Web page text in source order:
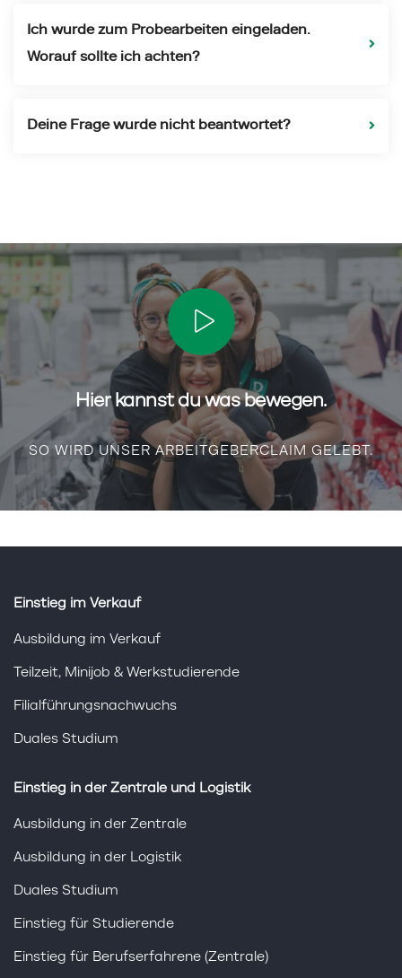
Ich wurde zum Probearbeiten eingeladen.
Worauf sollte ich achten?
Deine Frage wurde nicht beantwortet?
Hier kannst du was bewegen.
SO WIRD UNSER ARBEITGEBERCLAIM GELEBT.
Einstieg im Verkauf
Ausbildung im Verkauf
Teilzeit, Minijob & Werkstudierende
Filialführungsnachwuchs
Duales Studium
Einstieg in der Zentrale und Logistik
Ausbildung in der Zentrale
Ausbildung in der Logistik
Duales Studium
Einstieg für Studierende
Einstieg für Berufserfahrene (Zentrale)